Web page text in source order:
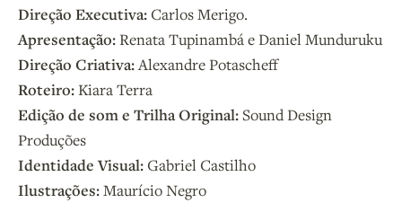
Direção Executiva:Carlos Merigo.
Apresentação:Renata Tupinambá e Daniel Munduruku
Direção Criativa:Alexandre Potascheff
Roteiro:Kiara Terra
Edição de som e Trilha Original:Sound Design
Produções
Identidade Visual:Gabriel Castilho
Ilustrações:Maurício Negro